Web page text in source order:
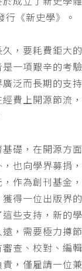
行《新史學》。
，要耗費鉅大
一項艱辛的考
泛而長期的支
費上開源節流
礎，在開源方
也向學界募捐
作為創刊基金
得一位出版界
些支持，新的
，需要極力撙
查、校對、編
，僅雇請一位